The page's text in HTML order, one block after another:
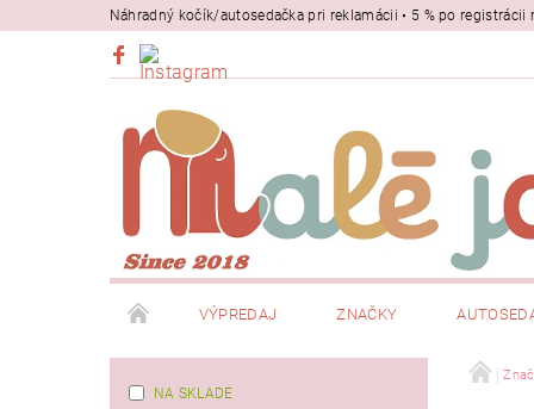
Náhradný kočík/autosedačka pri reklamácii • 5 % po
VÝPREDAJ ZNAČKY
NA SKLADE